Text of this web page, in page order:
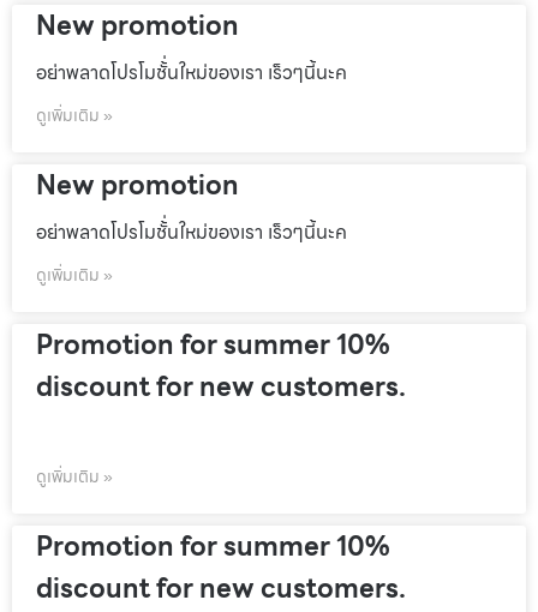
New promotion
อย่าพลาดโปรโมชั้่นใหม่ของเรา เร็วๆนี้นะค
ดูเพิ่มเติม »
New promotion
อย่าพลาดโปรโมชั้่นใหม่ของเรา เร็วๆนี้นะค
ดูเพิ่มเติม »
Promotion for summer 10%
discount for new customers.
ดูเพิ่มเติม »
Promotion for summer 10%
discount for new customers.